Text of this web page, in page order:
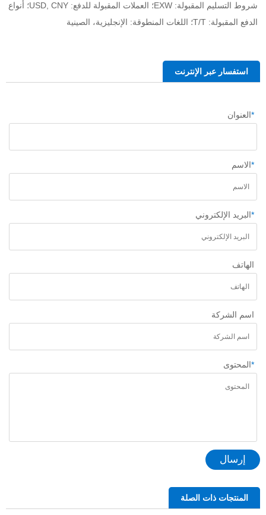
الدفع المقبولة: T/T؛ اللغات المنطوقة: الإنجليزية، الصينية
استفسار عبر الإنترنت
*العنوان
*الاسم
*البريد الإلكتروني
الهاتف
اسم الشركة
*المحتوى
إرسال
المنتجات ذات الصلة